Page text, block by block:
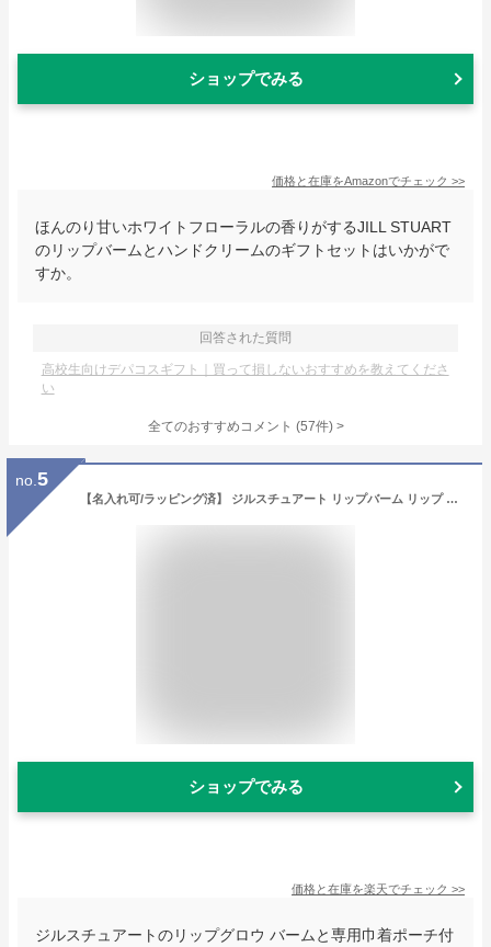
ショップでみる
価格と在庫をAmazonでチェック >>
ほんのり甘いホワイトフローラルの香りがするJILL STUART
のリップバームとハンドクリームのギフトセットはいかがで
すか。
回答された質問
高校生向けデパコスギフト｜買って損しないおすすめを教えてくださ
い
全てのおすすめコメント (57件) >
no. 5
【名入れ可/ラッピング済】 ジルスチュアート リップバーム リップ バーム セット キット リップクリーム JILLSTUART 鏡 ミラー ギフト リップグロウ リップスティック リップバーム プレゼント 女性 女友達 ブランド ギフトセット 化粧品 コスメ 美容 新品
ショップでみる
価格と在庫を楽天でチェック >>
ジルスチュアートのリップグロウ バームと専用巾着ポーチ付